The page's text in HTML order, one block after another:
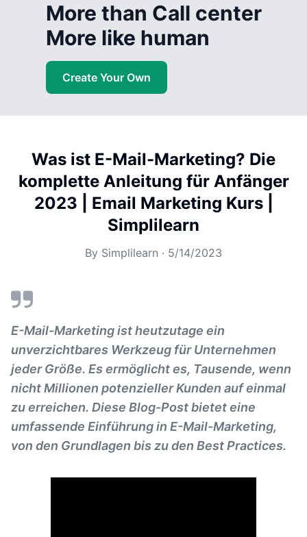
More than Call center
More like human
Create Your Own
Was ist E-Mail-Marketing? Die
komplette Anleitung für Anfänger
2023 | Email Marketing Kurs |
Simplilearn
By Simplilearn · 5/14/2023
E-Mail-Marketing ist heutzutage ein
unverzichtbares Werkzeug für Unternehmen
jeder Größe. Es ermöglicht es, Tausende, wenn
nicht Millionen potenzieller Kunden auf einmal
zu erreichen. Diese Blog-Post bietet eine
umfassende Einführung in E-Mail-Marketing,
von den Grundlagen bis zu den Best Practices.